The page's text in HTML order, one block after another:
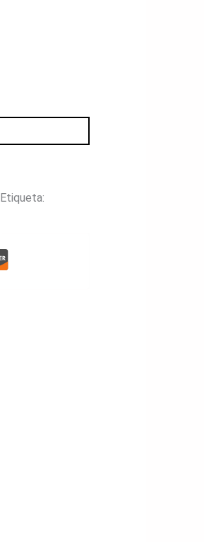
Etiqueta: